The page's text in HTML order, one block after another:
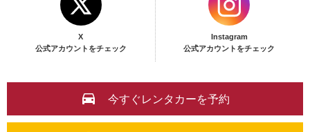
X
公式アカウントをチェック
Instagram
公式アカウントをチェック
今すぐレンタカーを予約